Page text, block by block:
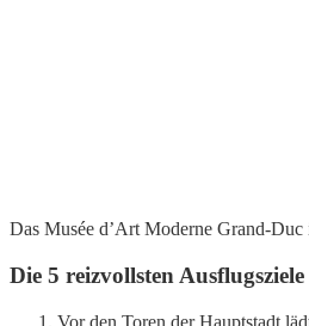
Das Musée d’Art Moderne Grand-Duc
Die 5 reizvollsten
Vor den Toren der Hauptstadt